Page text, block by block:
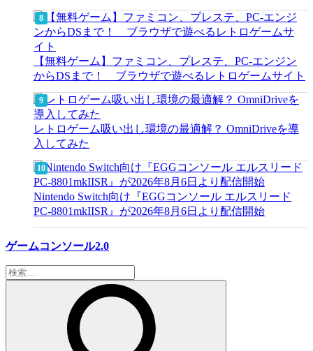
【無料ゲーム】ファミコン、プレステ、PC-エンジン
からDSまで！ ブラウザで遊べるレトロゲームサイト
レトロゲーム吸い出し環境の最適解？ OmniDriveを導
入してみた
Nintendo Switch向け『EGGコンソール エルスリード
PC-8801mkIISR』が2026年8月6日より配信開始
ゲームコンソール2.0
検
索: